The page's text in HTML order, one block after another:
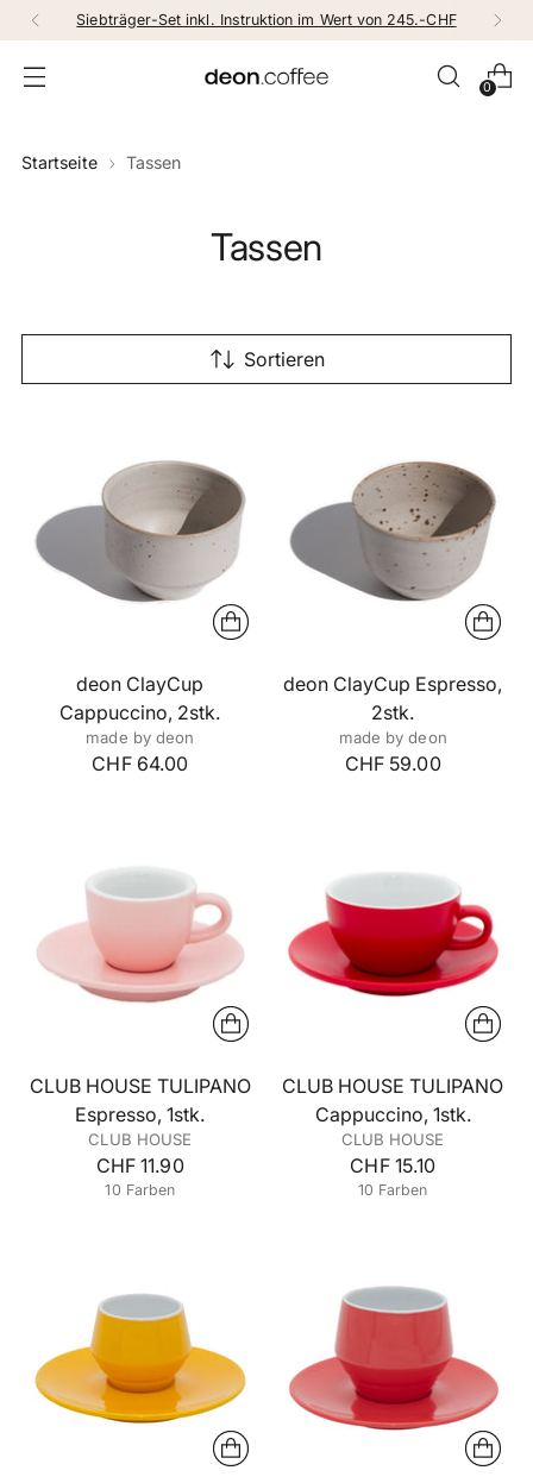
Siebträger-Set inkl. Instruktion im Wert von 245.-CHF
0
Startseite Tassen
Tassen
Sortieren
deon ClayCup
Cappuccino, 2stk.
made by deon
CHF 64.00
deon ClayCup Espresso,
2stk.
made by deon
CHF 59.00
CLUB HOUSE TULIPANO
Espresso, 1stk.
CLUB HOUSE
CHF 11.90
10 Farben
CLUB HOUSE TULIPANO
Cappuccino, 1stk.
CLUB HOUSE
CHF 15.10
10 Farben